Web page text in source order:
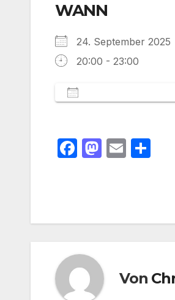
WANN
24. September
20:00 - 23:00
F
b
o
k
M
d
n
E
Von